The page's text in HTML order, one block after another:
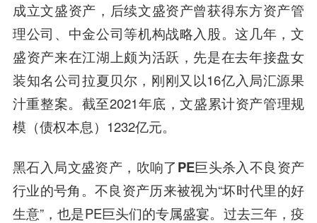
成立文盛资产，后续文盛资产曾获得东方资产管
理公司、中金公司等机构战略入股。这几年，文
盛资产来在江湖上颇为活跃，先是在去年接盘女
装知名公司拉夏贝尔，刚刚又以16亿入局汇源果
汁重整案。截至2021年底，文盛累计资产管理规
模（债权本息）1232亿元。
黑石入局文盛资产， 吹响了PE巨头杀入不良资产
行业的号角 。不良资产历来被视为“坏时代里的好
生意”，也是PE巨头们的专属盛宴。过去三年，疫